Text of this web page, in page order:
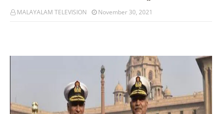
MALAYALAM TELEVISION November 30, 2021